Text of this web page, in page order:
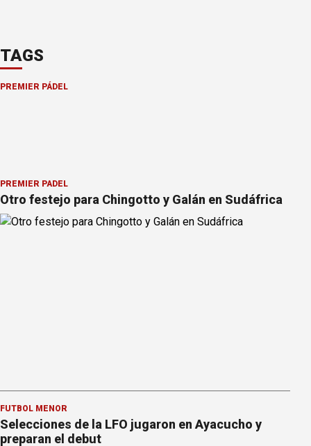
TAGS
PREMIER PÁDEL
PREMIER PÁDEL
Otro festejo para Chingotto y Galán en Sudáfrica
FÚTBOL MENOR
Selecciones de la LFO jugaron en Ayacucho y
preparan el debut